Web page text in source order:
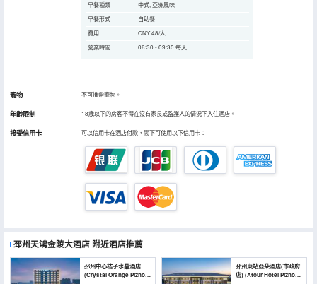
早餐種類
中式, 亞洲風味
早餐形式
自助餐
費用
CNY 48/人
營業時間
06:30 - 09:30 每天
寵物 不可攜帶寵物。
年齡限制 18歲以下的房客不得在沒有家長或監護人的情況下入住酒店。
接受信用卡 可以信用卡在酒店付款，閣下可使用以下信用卡：
邳州天鴻金陵大酒店 附近酒店推薦
邳州中心桔子水晶酒店
(Crystal Orange Pizhou
邳州東站亞朵酒店(市政府
店) (Atour Hotel Pizhou